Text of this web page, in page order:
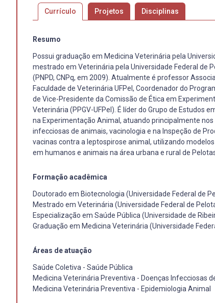
Currículo Projetos Disciplinas
Resumo
Possui graduação em Medicina Veterinária pela
mestrado em Veterinária pela Universidade Federal de
(PNPD, CNPq, em 2009). Atualmente é professor
Faculdade de Veterinária UFPel, Coordenador do
de Vice-Presidente da Comissão de Ética em
Veterinária (PPGV-UFPel). É líder do Grupo de Estudos
na Experimentação Animal, atuando principalmente
infecciosas de animais, vacinologia e na Inspeção de
vacinas contra a leptospirose animal, utilizando
em humanos e animais na área urbana e rural de
Formação acadêmica
Doutorado em Biotecnologia (Universidade Federal de
Mestrado em Veterinária (Universidade Federal de
Especialização em Saúde Pública (Universidade de
Graduação em Medicina Veterinária (Universidade
Áreas de atuação
Saúde Coletiva - Saúde Pública
Medicina Veterinária Preventiva - Doenças Infecciosas
Medicina Veterinária Preventiva - Epidemiologia Animal